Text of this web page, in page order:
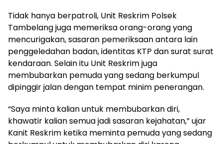
Tidak hanya berpatroli, Unit Reskrim Polsek
Tambelang juga memeriksa orang-orang yang
mencurigakan, sasaran pemeriksaan antara lain
penggeledahan badan, identitas KTP dan surat surat
kendaraan. Selain itu Unit Reskrim juga
membubarkan pemuda yang sedang berkumpul
dipinggir jalan dengan tempat minim penerangan.
“Saya minta kalian untuk membubarkan diri,
khawatir kalian semua jadi sasaran kejahatan,” ujar
Kanit Reskrim ketika meminta pemuda yang sedang